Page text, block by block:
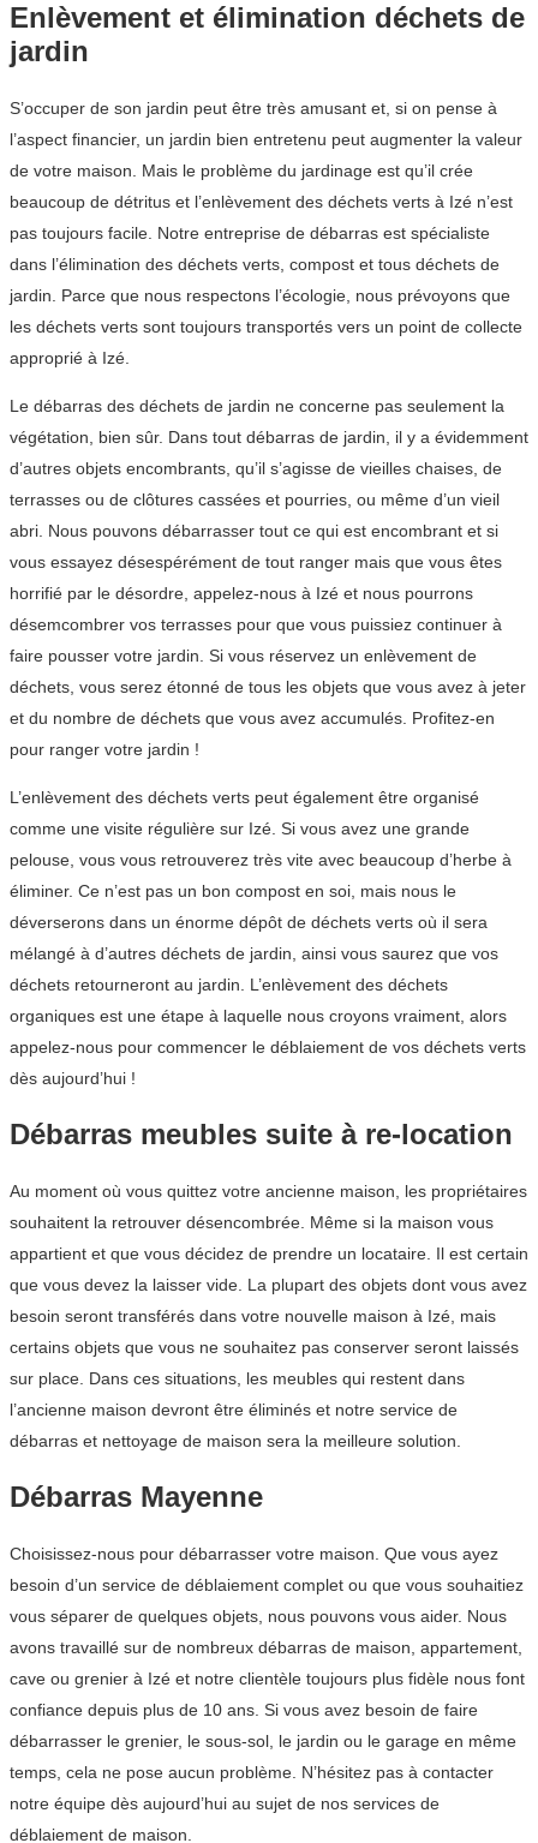
Enlèvement et élimination déchets de
jardin
S’occuper de son jardin peut être très amusant et, si on pense à
l’aspect financier, un jardin bien entretenu peut augmenter la valeur
de votre maison. Mais le problème du jardinage est qu’il crée
beaucoup de détritus et l’enlèvement des déchets verts à Izé n’est
pas toujours facile. Notre entreprise de débarras est spécialiste
dans l’élimination des déchets verts, compost et tous déchets de
jardin. Parce que nous respectons l’écologie, nous prévoyons que
les déchets verts sont toujours transportés vers un point de collecte
approprié à Izé.
Le débarras des déchets de jardin ne concerne pas seulement la
végétation, bien sûr. Dans tout débarras de jardin, il y a évidemment
d’autres objets encombrants, qu’il s’agisse de vieilles chaises, de
terrasses ou de clôtures cassées et pourries, ou même d’un vieil
abri. Nous pouvons débarrasser tout ce qui est encombrant et si
vous essayez désespérément de tout ranger mais que vous êtes
horrifié par le désordre, appelez-nous à Izé et nous pourrons
désemcombrer vos terrasses pour que vous puissiez continuer à
faire pousser votre jardin. Si vous réservez un enlèvement de
déchets, vous serez étonné de tous les objets que vous avez à jeter
et du nombre de déchets que vous avez accumulés. Profitez-en
pour ranger votre jardin !
L’enlèvement des déchets verts peut également être organisé
comme une visite régulière sur Izé. Si vous avez une grande
pelouse, vous vous retrouverez très vite avec beaucoup d’herbe à
éliminer. Ce n’est pas un bon compost en soi, mais nous le
déverserons dans un énorme dépôt de déchets verts où il sera
mélangé à d’autres déchets de jardin, ainsi vous saurez que vos
déchets retourneront au jardin. L’enlèvement des déchets
organiques est une étape à laquelle nous croyons vraiment, alors
appelez-nous pour commencer le déblaiement de vos déchets verts
dès aujourd’hui !
Débarras meubles suite à re-location
Au moment où vous quittez votre ancienne maison, les propriétaires
souhaitent la retrouver désencombrée. Même si la maison vous
appartient et que vous décidez de prendre un locataire. Il est certain
que vous devez la laisser vide. La plupart des objets dont vous avez
besoin seront transférés dans votre nouvelle maison à Izé, mais
certains objets que vous ne souhaitez pas conserver seront laissés
sur place. Dans ces situations, les meubles qui restent dans
l’ancienne maison devront être éliminés et notre service de
débarras et nettoyage de maison sera la meilleure solution.
Débarras Mayenne
Choisissez-nous pour débarrasser votre maison. Que vous ayez
besoin d’un service de déblaiement complet ou que vous souhaitiez
vous séparer de quelques objets, nous pouvons vous aider. Nous
avons travaillé sur de nombreux débarras de maison, appartement,
cave ou grenier à Izé et notre clientèle toujours plus fidèle nous font
confiance depuis plus de 10 ans. Si vous avez besoin de faire
débarrasser le grenier, le sous-sol, le jardin ou le garage en même
temps, cela ne pose aucun problème. N’hésitez pas à contacter
notre équipe dès aujourd’hui au sujet de nos services de
déblaiement de maison.